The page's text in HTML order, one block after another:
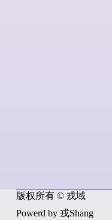
版权所有 © 戎域
Powerd by 戎Shang